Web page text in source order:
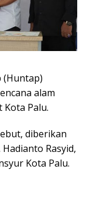
(Huntap)
alam
Kota Palu.
diberikan
Rasyid,
Kota Palu.